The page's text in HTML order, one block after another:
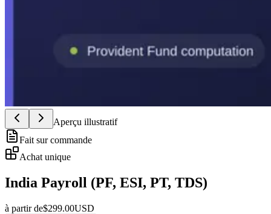
Aperçu illustratif
Fait sur commande
Achat unique
India Payroll (PF, ESI, PT, TDS)
à partir de$299.00USD